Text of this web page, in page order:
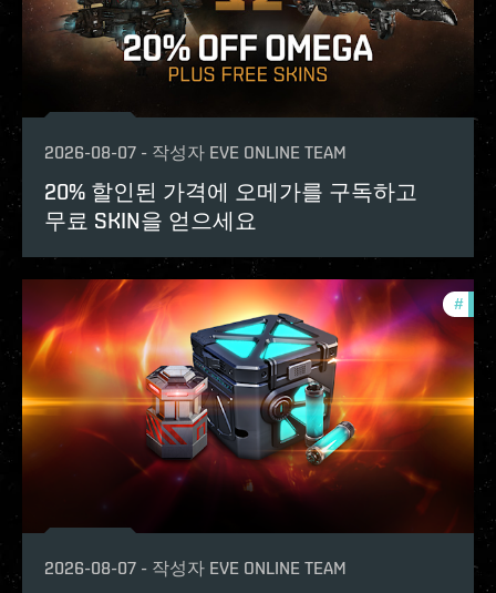
2026-08-07 - 작성자 EVE ONLINE TEAM
20% 할인된 가격에 오메가를 구독하고
무료 SKIN을 얻으세요
#
2026-08-07 - 작성자 EVE ONLINE TEAM